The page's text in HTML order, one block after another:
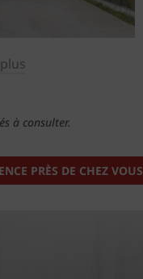
à consulter.
PRÈS DE CHEZ VOUS